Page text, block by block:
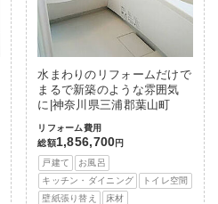
水まわりのリフォームだけで
まるで新築のような雰囲気
に|神奈川県三浦郡葉山町
リフォーム費用
総額1,856,700円
戸建て
お風呂
キッチン・ダイニング
トイレ空間
壁紙張り替え
床材